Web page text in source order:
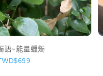
語~能量蠟燭